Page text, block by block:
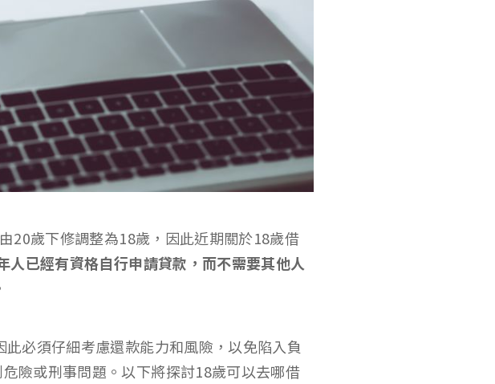
20歲下修調整為18歲，因此近期關於18歲借
已經有資格自行申請貸款，而不需要其他人
此必須仔細考慮還款能力和風險，以免陷入負
險或刑事問題。以下將探討18歲可以去哪借